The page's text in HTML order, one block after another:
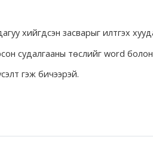
хийгдсэн засварыг илтгэх
судалгааны төслийг word болон
гэж бичээрэй.